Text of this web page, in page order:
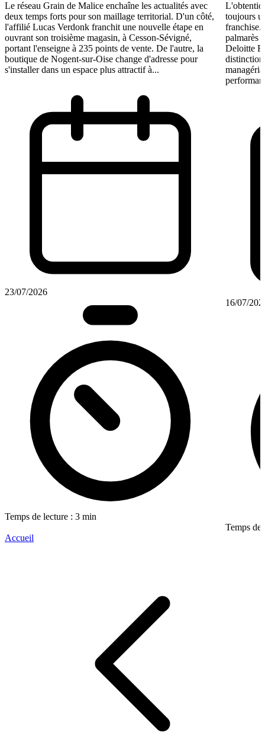
Le réseau Grain de Malice enchaîne les actualités avec
deux temps forts pour son maillage territorial. D'un côté,
l'affilié Lucas Verdonk franchit une nouvelle étape en
ouvrant son troisième magasin, à Cesson-Sévigné,
portant l'enseigne à 235 points de vente. De l'autre, la
boutique de Nogent-sur-Oise change d'adresse pour
s'installer dans un espace plus attractif à...
23/07/2026
Temps de lecture : 3 min
toujours
franchise.
palmarès
Deloitte
16/07/
Temps de
Accueil